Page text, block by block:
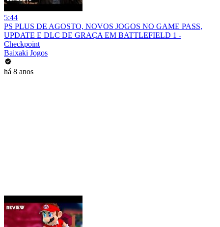
5:44
PS PLUS DE AGOSTO, NOVOS JOGOS NO GAME PASS,
UPDATE E DLC DE GRAÇA EM BATTLEFIELD 1 -
Checkpoint
Baixaki Jogos
há 8 anos